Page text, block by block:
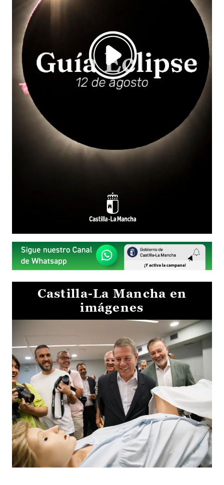
Castilla-La Mancha en
imágenes